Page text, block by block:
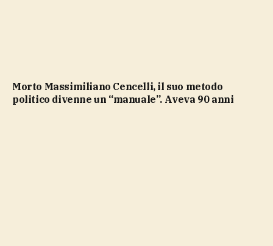
Morto Massimiliano Cencelli, il suo metodo
politico divenne un “manuale”. Aveva 90 anni